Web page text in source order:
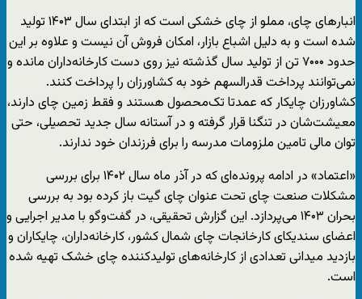
انبارهای چای، مملو از چای خشکی است که از ابتدای سال ۱۴۰۳ تولید
شده است و به دلیل اشباع بازار، امکان فروش آن نیست و علاوه بر این
حدود ۷۰۰۰ تن از تولید سال گذشته نیز روی دست کارخانه‌داران مانده و
نمی‌توانند پرداخت قدرالسهم خود به کشاورزان را پرداخت کنند.
کشاورزان چایکار که عمدتا تک‌محصول هستند و فقط زمین چای دارند،
معیشت‌شان در تنگنا قرار گرفته و در آستانه سال جدید تحصیلی، حتی
توان مالی تامین ملزومات مدرسه را برای فرزندان خود ندارند.
«اعتماد» در ادامه پرونده‌ای که در آذر ماه سال ۱۴۰۲ برای بررسی
مشکلات صنعت چای تحت عنوان چای گیت باز کرده بود به بررسی
بحران ۱۴۰۳ می‌پردازد. این گزارش تحقیقی، در گفت‌وگو با مدیر اجرایی و
اعضای سندیکای کارخانجات چای شمال کشور، کارخانه‌داران، چایکاران و
بازدید میدانی تعدادی از کارخانه‌های تولیدکننده چای خشک تهیه شده
است.